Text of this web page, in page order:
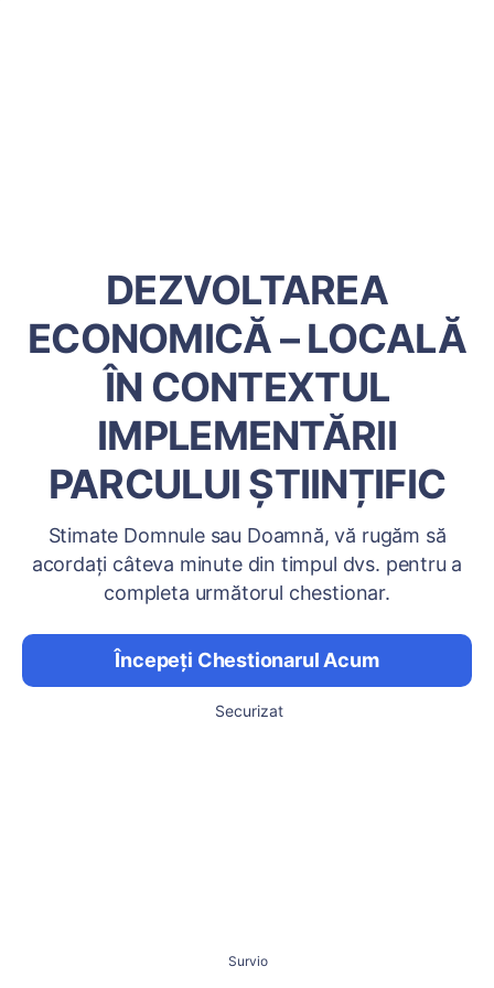
DEZVOLTAREA
ECONOMICĂ – LOCALĂ
ÎN CONTEXTUL
IMPLEMENTĂRII
PARCULUI ȘTIINȚIFIC
Stimate Domnule sau Doamnă, vă rugăm să
acordați câteva minute din timpul dvs. pentru a
completa următorul chestionar.
Începeți Chestionarul Acum
Securizat
Survio